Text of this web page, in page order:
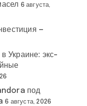
6 августа,
—
Украине: экс-
под
6 августа, 2026